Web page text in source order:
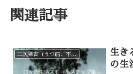
関連記事
二次障害（うつ病、不安障害）
生き
の生